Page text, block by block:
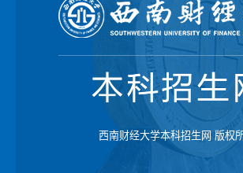
西南财经大学本科招生网 版权